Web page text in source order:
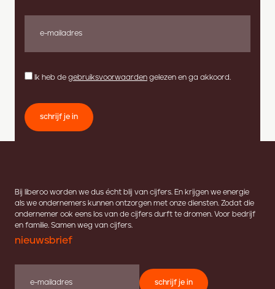
Ik heb de gebruiksvoorwaarden gelezen en ga akkoord.
schrijf je in
Bij liberoo worden we dus écht blij van cijfers. En krijgen we energie
als we ondernemers kunnen ontzorgen met onze diensten. Zodat die
ondernemer ook eens los van de cijfers durft te dromen. Voor bedrijf
en familie. Samen weg van cijfers.
nieuwsbrief
schrijf je in